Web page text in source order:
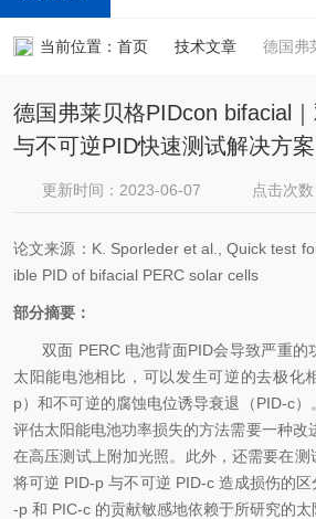
当前位置： 首页 技术文章 德国弗莱贝格
德国弗莱贝格PIDcon bifacial
与不可逆PID快速测试解决方案
更新时间：2023-06-07 点击次数
论文来源： K. Sporleder et al., Quick test
ible PID of bifacial PERC solar cells
部分摘要：
双面 PERC 电池背面PID会导致严重的功
太阳能电池相比，可以发生可逆的去极
p）和不可逆的腐蚀电位诱导衰退（PID-c）
评估太阳能电池功率损失的方法需要一种改进
在高压测试上附加光照。此外，还需要
将可逆 PID-p 与不可逆 PID-c 造成损伤的区分
-p 和 PIC-c 的贡献敏感地依赖于所研究的太阳